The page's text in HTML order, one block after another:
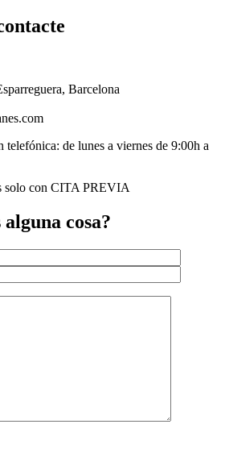
Barcelona
telefónica: de lunes a viernes de 9:00h a
solo con CITA PREVIA
cosa?